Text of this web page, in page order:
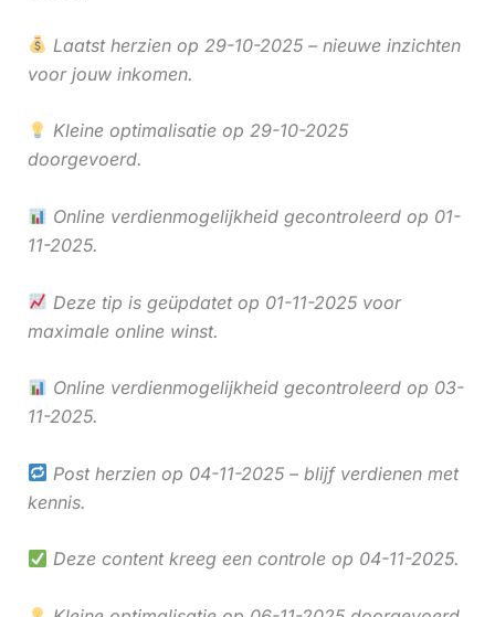
Laatst herzien op 29-10-2025 – nieuwe inzichten
voor jouw inkomen.
Kleine optimalisatie op 29-10-2025
doorgevoerd.
Online verdienmogelijkheid gecontroleerd op 01-
11-2025.
Deze tip is geüpdatet op 01-11-2025 voor
maximale online winst.
Online verdienmogelijkheid gecontroleerd op 03-
11-2025.
Post herzien op 04-11-2025 – blijf verdienen met
kennis.
Deze content kreeg een controle op 04-11-2025.